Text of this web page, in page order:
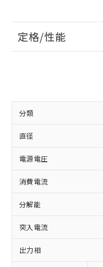
定格/性能
分類
直径
電源電圧
消費電流
分解能
突入電流
出力相